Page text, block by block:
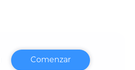
Comenzar